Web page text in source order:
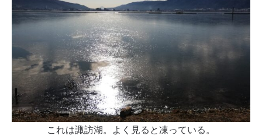
これは諏訪湖。よく見ると凍っている。